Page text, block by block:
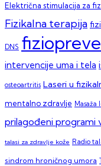
Električna stimulacija za
Fizikalna terapija
DNS
intervencije uma i tela
osteoartritis Laseri u
mentalno zdravlje Masaža
prilagođeni programi
talasi za zdravlje kože Radio
sindrom hroničnog umora